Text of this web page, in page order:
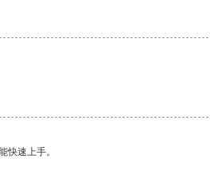
快速上手。